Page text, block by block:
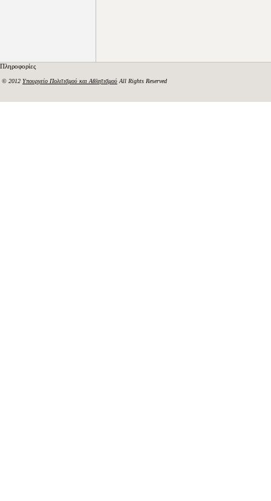
Πληροφορίες
© 2012 Υπουργείο Πολιτισμού και Αθλητισμού All Rights Reserved